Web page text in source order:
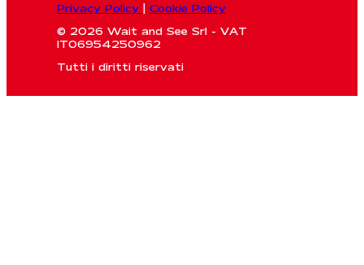
Privacy Policy
Cookie Policy
© 2026 Wait and See Srl - VAT
IT06954250962
Tutti i diritti riservati